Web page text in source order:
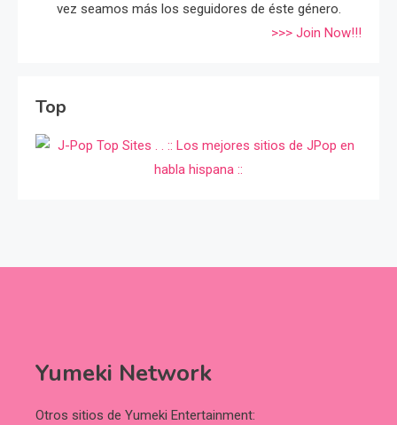
vez seamos más los seguidores de éste género.
>>> Join Now!!!
Top
Yumeki Network
Otros sitios de Yumeki Entertainment: